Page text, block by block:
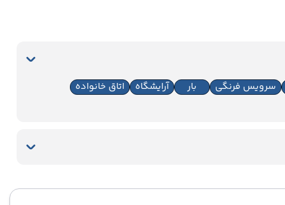
سرویس فرنگی بار آرایشگاه
اتاق خانواده